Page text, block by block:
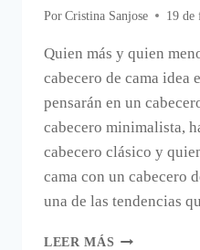
Por Cristina Sanjose 19 de
Quien más y quien
cabecero de cama idea
pensarán en un
cabecero minimalista,
cabecero clásico y
cama con un cabecero
una de las tendencias
LEER MÁS CABECEROS